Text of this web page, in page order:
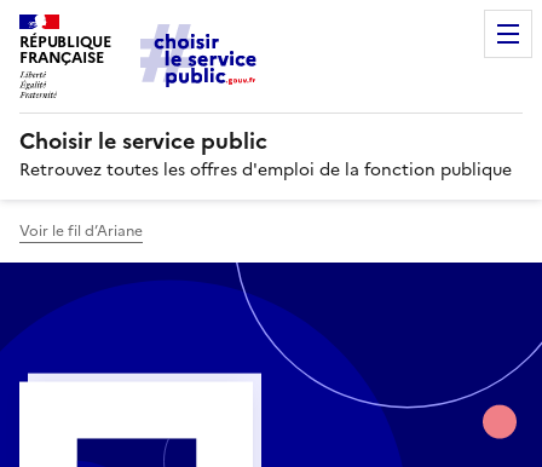
RÉPUBLIQUE
FRANÇAISE
Choisir le service public
Retrouvez toutes les offres d'emploi de la fonction publique
Voir le fil d’Ariane